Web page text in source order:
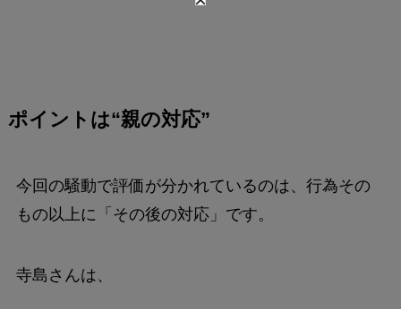
ポイントは“親の対応”
今回の騒動で評価が分かれているのは、行為その
もの以上に「その後の対応」です。
寺島さんは、